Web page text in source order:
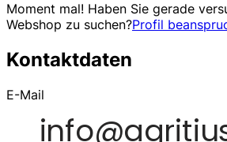
Moment mal! Haben Sie gerade
Webshop zu suchen?Profil
Kontaktdaten
E-Mail